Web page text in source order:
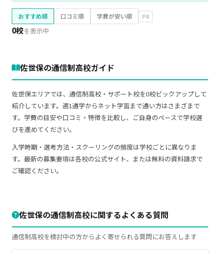
おすすめ順 口コミ順 学費が安い順 PR
0校を表示中
佐世保の通信制高校ガイド
佐世保エリアでは、通信制高校・サポート校を0校ピックアップして
紹介しています。週1通学からネット学習まで通い方はさまざまで
す。学費の目安や口コミ・特徴を比較し、ご自身のペースで学校選
びを進めてください。
入学時期・選考方法・スクーリングの頻度は学校ごとに異なりま
す。最新の募集要項は各校の公式サイト、または無料の資料請求で
ご確認ください。
佐世保の通信制高校に関するよくある質問
通信制高校を検討中の方からよく寄せられる質問にお答えします